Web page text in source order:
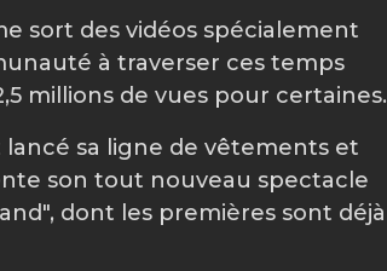
sort des vidéos spécialement
à traverser ces temps
millions de vues pour certaines.
sa ligne de vêtements et
son tout nouveau spectacle
dont les premières sont déjà